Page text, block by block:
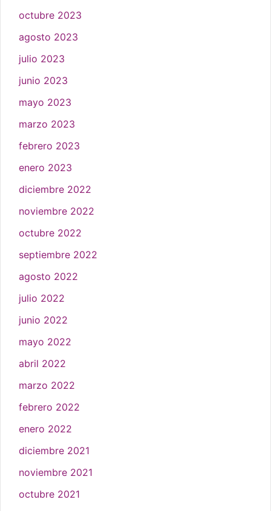
octubre 2023
agosto 2023
julio 2023
junio 2023
mayo 2023
marzo 2023
febrero 2023
enero 2023
diciembre 2022
noviembre 2022
octubre 2022
septiembre 2022
agosto 2022
julio 2022
junio 2022
mayo 2022
abril 2022
marzo 2022
febrero 2022
enero 2022
diciembre 2021
noviembre 2021
octubre 2021